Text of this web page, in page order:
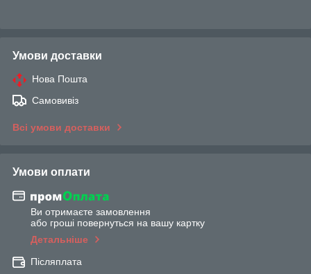
Умови доставки
Нова Пошта
Самовивіз
Всі умови доставки
Умови оплати
Ви отримаєте замовлення
або гроші повернуться на вашу картку
Детальніше
Післяплата